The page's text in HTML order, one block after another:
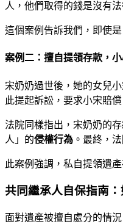
人，他們取得的錢是沒有
這個案例告訴我們，即使
案例二：擅自提領存款，小
宋奶奶過世後，她的女兒
此提起訴訟，要求小宋賠償
法院同樣指出，宋奶奶的
人」的侵權行為 。最終，
此案例強調，私自提領遺
共同繼承人自保指南
面對遺產被擅自處分的情